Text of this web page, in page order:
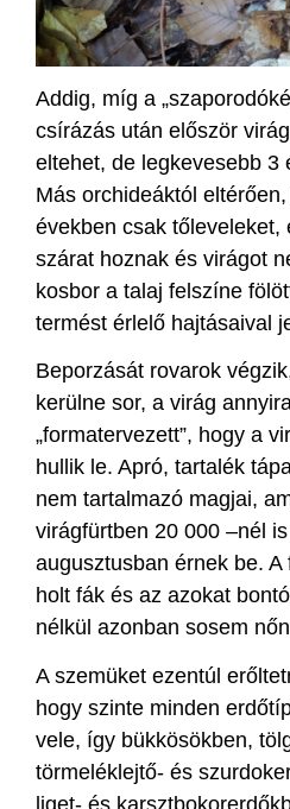
Addig, míg a
csírázás után először
eltehet, de legkevesebb 3
Más orchideáktól
években csak tőleveleket,
szárat hoznak és virágot
kosbor a talaj felszíne
termést érlelő hajtásaival
Beporzását rovarok
kerülne sor, a virág
„formatervezett”, hogy a
hullik le. Apró, tartalék
nem tartalmazó magjai,
virágfürtben 20 000 –nél
augusztusban érnek be. A
holt fák és az azokat
nélkül azonban sosem
A szemüket ezentúl
hogy szinte minden
vele, így bükkösökben,
törmeléklejtő- és
liget- és